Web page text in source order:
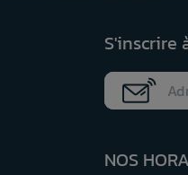
S'inscrire
NOS